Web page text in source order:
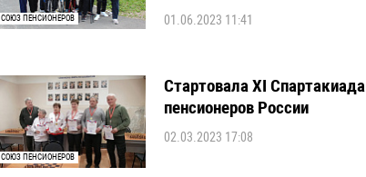
СОЮЗ ПЕНСИОНЕРОВ 01.06.2023 11:41
СОЮЗ ПЕНСИОНЕРОВ
Стартовала XI Спартакиада
пенсионеров России
02.03.2023 17:08